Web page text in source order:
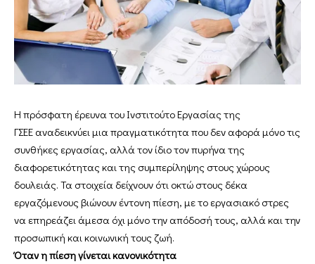
Η πρόσφατη έρευνα του Ινστιτούτο Εργασίας της
ΓΣΕΕ αναδεικνύει μια πραγματικότητα που δεν αφορά μόνο τις
συνθήκες εργασίας, αλλά τον ίδιο τον πυρήνα της
διαφορετικότητας και της συμπερίληψης στους χώρους
δουλειάς. Τα στοιχεία δείχνουν ότι οκτώ στους δέκα
εργαζόμενους βιώνουν έντονη πίεση, με το εργασιακό στρες
να επηρεάζει άμεσα όχι μόνο την απόδοσή τους, αλλά και την
προσωπική και κοινωνική τους ζωή.
Όταν η πίεση γίνεται κανονικότητα